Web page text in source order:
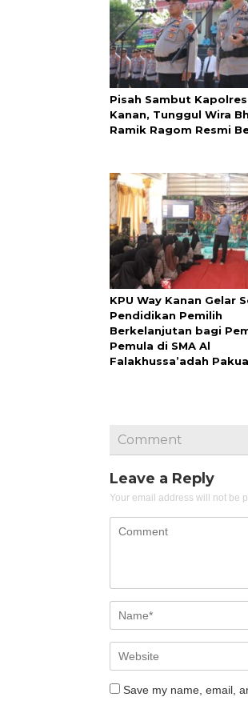
Pisah Sambut
Kanan, Tunggul Wira
Ramik Ragom Resmi
KPU Way Kanan Gelar
Pendidikan Pemilih
Berkelanjutan bagi
Pemula di SMA Al
Falakhussa’adah
Comment
Leave a Reply
Your email address will not be
Save my name, email,